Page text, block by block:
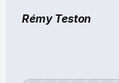
Rémy Teston